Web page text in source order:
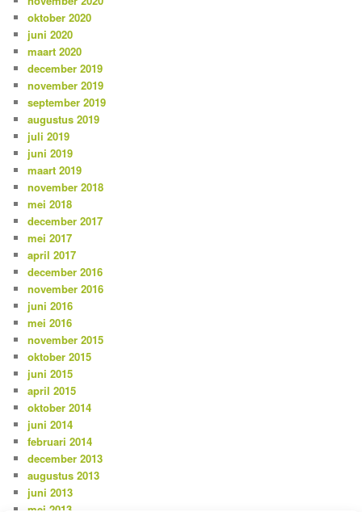
oktober 2020
juni 2020
maart 2020
december 2019
november 2019
september 2019
augustus 2019
juli 2019
juni 2019
maart 2019
november 2018
mei 2018
december 2017
mei 2017
april 2017
december 2016
november 2016
juni 2016
mei 2016
november 2015
oktober 2015
juni 2015
april 2015
oktober 2014
juni 2014
februari 2014
december 2013
augustus 2013
juni 2013